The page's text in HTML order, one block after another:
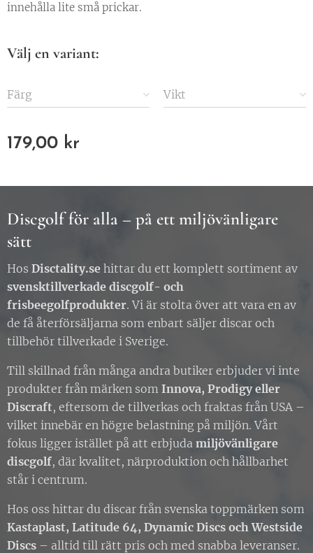
innehålla lite små prickar.
Välj en variant:
Färg Vikt
179,00 kr
Discgolf för alla – på ett miljövänligare
sätt
Hos Disctality.se hittar du ett komplett sortiment av
svensktillverkade discgolf- och
frisbeegolfprodukter. Vi är stolta över att vara en av
de få återförsäljarna som enbart säljer discar och
tillbehör tillverkade i Sverige.
Till skillnad från många andra butiker erbjuder vi inte
produkter från märken som Innova, Prodigy eller
Discraft, eftersom de tillverkas och fraktas från USA –
vilket innebär en högre belastning på miljön. Vårt
fokus ligger istället på att erbjuda miljövänligare
discgolf, där kvalitet, närproduktion och hållbarhet
står i centrum.
Hos oss hittar du discar från svenska toppmärken som
Kastaplast, Latitude 64, Dynamic Discs och Westside
Discs – alltid till rätt pris och med snabba leveranser.